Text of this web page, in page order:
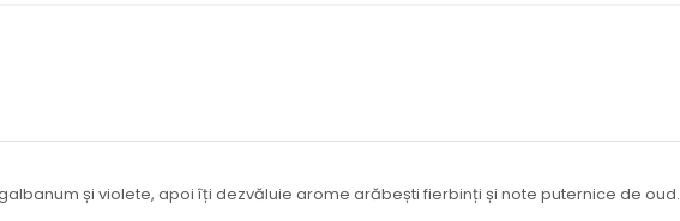
și violete, apoi îți dezvăluie arome arăbești fierbinți și note puternice de oud.